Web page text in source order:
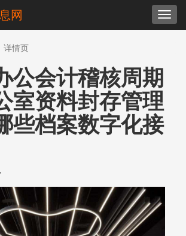
切
网
详情页
公会计稽核周期
室资料封存管理
些档案数字化接